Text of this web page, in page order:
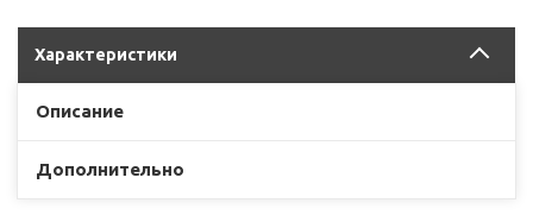
Характеристики
Описание
Дополнительно